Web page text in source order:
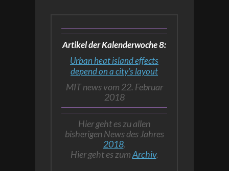
Artikel der Kalenderwoche 8:
Urban heat island effects
depend on a city’s layout
MIT news vom 22. Februar
2018
Hier geht es zu allen
bisherigen News des Jahres
2018.
Hier geht es zumArchiv.